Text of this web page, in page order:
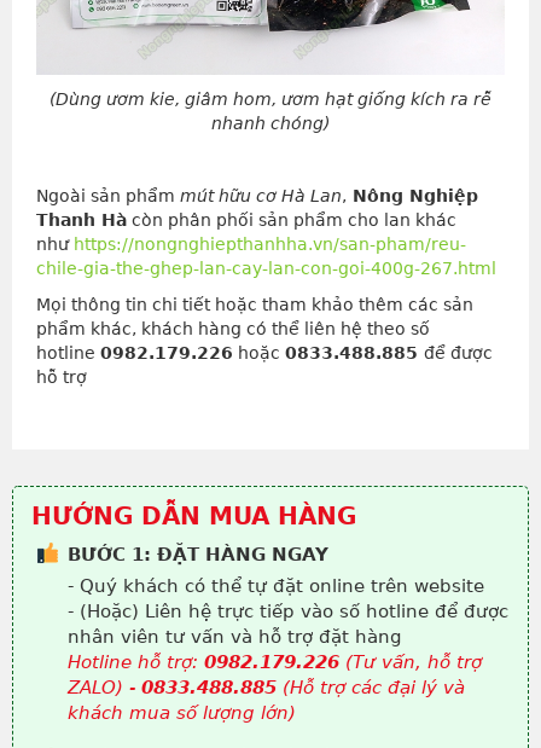
(Dùng ươm kie, giâm hom, ươm hạt giống kích ra rễ
nhanh chóng)
Ngoài sản phẩm mút hữu cơ Hà Lan, Nông Nghiệp
Thanh Hà còn phân phối sản phẩm cho lan khác
như https://nongnghiepthanhha.vn/san-pham/reu-
chile-gia-the-ghep-lan-cay-lan-con-goi-400g-267.html
Mọi thông tin chi tiết hoặc tham khảo thêm các sản
phẩm khác, khách hàng có thể liên hệ theo số
hotline 0982.179.226 hoặc 0833.488.885 để được
hỗ trợ
HƯỚNG DẪN MUA HÀNG
BƯỚC 1: ĐẶT HÀNG NGAY
- Quý khách có thể tự đặt online trên website
- (Hoặc) Liên hệ trực tiếp vào số hotline để được
nhân viên tư vấn và hỗ trợ đặt hàng
Hotline hỗ trợ: 0982.179.226 (Tư vấn, hỗ trợ
ZALO) - 0833.488.885 (Hỗ trợ các đại lý và
khách mua số lượng lớn)